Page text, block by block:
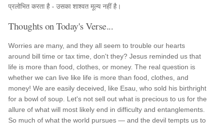
प्रलोभित करता है - उसका शाश्वत मूल्य नहीं है।
Thoughts on Today's Verse...
Worries are many, and they all seem to trouble our hearts
around bill time or tax time, don't they? Jesus reminded us that
life is more than food, clothes, or money. The real question is
whether we can live like life is more than food, clothes, and
money! We are easily deceived, like Esau, who sold his birthright
for a bowl of soup. Let's not sell out what is precious to us for the
allure of what will most likely end in difficulty and entanglements.
So much of what the world pursues — and the devil tempts us to